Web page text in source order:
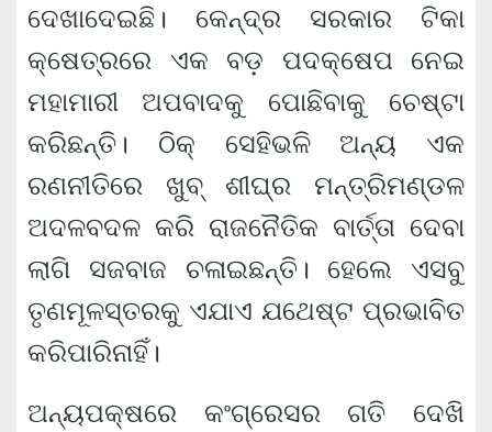
ଦେଖାଦେଇଛି। କେନ୍ଦ୍ର ସରକାର ଟିକା
କ୍ଷେତ୍ରରେ ଏକ ବଡ଼ ପଦକ୍ଷେପ ନେଇ
ମହାମାରୀ ଅପବାଦକୁ ପୋଛିବାକୁ ଚେଷ୍ଟା
କରିଛନ୍ତି। ଠିକ୍ ସେହିଭଳି ଅନ୍ୟ ଏକ
ରଣନୀତିରେ ଖୁବ୍ ଶୀଘ୍ର ମନ୍ତ୍ରିମଣ୍ଡଳ
ଅଦଳବଦଳ କରି ରାଜନୈତିକ ବାର୍ତ୍ତା ଦେବା
ଲାଗି ସଜବାଜ ଚଳାଇଛନ୍ତି। ହେଲେ ଏସବୁ
ତୃଣମୂଳସ୍ତରକୁ ଏଯାଏ ଯଥେଷ୍ଟ ପ୍ରଭାବିତ
କରିପାରିନାହିଁ।
ଅନ୍ୟପକ୍ଷରେ କଂଗ୍ରେସର ଗତି ଦେଖି